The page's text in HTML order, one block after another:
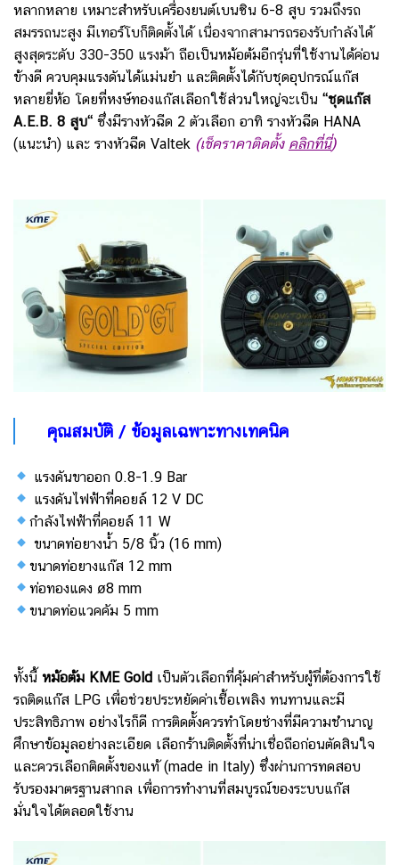
หลากหลาย เหมาะสำหรับเครื่องยนต์เบนซิน 6-8 สูบ รวมถึงรถ
สมรรถนะสูง มีเทอร์โบก็ติดตั้งได้ เนื่องจากสามารถรองรับกำลังได้
สูงสุดระดับ 330-350 แรงม้า ถือเป็นหม้อต้มอีกรุ่นที่ใช้งานได้ค่อน
ข้างดี ควบคุมแรงดันได้แม่นยำ และติดตั้งได้กับชุดอุปกรณ์แก๊ส
หลายยี่ห้อ โดยที่หงษ์ทองแก๊สเลือกใช้ส่วนใหญ่จะเป็น “ชุดแก๊ส
A.E.B. 8 สูบ“ ซึ่งมีรางหัวฉีด 2 ตัวเลือก อาทิ รางหัวฉีด HANA
(แนะนำ) และ รางหัวฉีด Valtek (เช็คราคาติดตั้ง คลิกที่นี่)
คุณสมบัติ / ข้อมูลเฉพาะทางเทคนิค
แรงดันขาออก 0.8-1.9 Bar
แรงดันไฟฟ้าที่คอยล์ 12 V DC
กำลังไฟฟ้าที่คอยล์ 11 W
ขนาดท่อยางน้ำ 5/8 นิ้ว (16 mm)
ขนาดท่อยางแก๊ส 12 mm
ท่อทองแดง ø8 mm
ขนาดท่อแวคคัม 5 mm
ทั้งนี้ หม้อต้ม KME Gold เป็นตัวเลือกที่คุ้มค่าสำหรับผู้ที่ต้องการใช้
รถติดแก๊ส LPG เพื่อช่วยประหยัดค่าเชื้อเพลิง ทนทานและมี
ประสิทธิภาพ อย่างไรก็ดี การติดตั้งควรทำโดยช่างที่มีความชำนาญ
ศึกษาข้อมูลอย่างละเอียด เลือกร้านติดตั้งที่น่าเชื่อถือก่อนตัดสินใจ
และควรเลือกติดตั้งของแท้ (made in Italy) ซึ่งผ่านการทดสอบ
รับรองมาตรฐานสากล เพื่อการทำงานที่สมบูรณ์ของระบบแก๊ส
มั่นใจได้ตลอดใช้งาน